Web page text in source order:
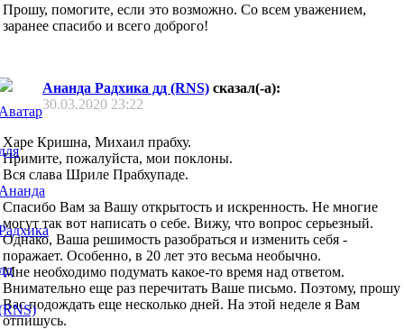
Прошу, помогите, если это возможно. Со всем уважением,
заранее спасибо и всего доброго!
Ананда Радхика дд (RNS) сказал(-а):
30.03.2020 23:22
Харе Кришна, Михаил прабху.
Примите, пожалуйста, мои поклоны.
Вся слава Шриле Прабхупаде.
Спасибо Вам за Вашу открытость и искренность. Не многие
могут так вот написать о себе. Вижу, что вопрос серьезный.
Однако, Ваша решимость разобраться и изменить себя -
поражает. Особенно, в 20 лет это весьма необычно.
Мне необходимо подумать какое-то время над ответом.
Внимательно еще раз перечитать Ваше письмо. Поэтому, прошу
Вас подождать еще несколько дней. На этой неделе я Вам
отпишусь.